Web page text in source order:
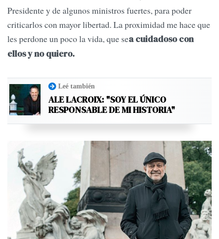
Presidente y de algunos ministros fuertes, para poder
criticarlos con mayor libertad. La proximidad me hace que
les perdone un poco la vida, que sea cuidadoso con
ellos y no quiero.
Leé también
ALE LACROIX: "SOY EL ÚNICO
RESPONSABLE DE MI HISTORIA"